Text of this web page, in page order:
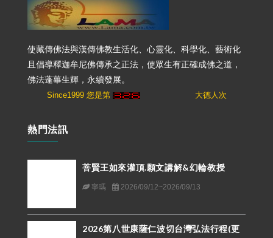
使藏傳佛法與漢傳佛教生活化、心靈化、科學化、藝術化
且倡導釋迦牟尼佛傳承之正法，使眾生有正確成佛之道，
佛法蓬蓽生輝，永續發展。
Since1999 您是第 大德人次
熱門法訊
菩賢王如來灌頂.願文講解&幻輪教授
寧瑪 2026/09/12~2026/09/13
2026第八世康薩仁波切台灣弘法行程(更